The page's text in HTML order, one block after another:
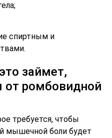
спиртным и
займет,
от ромбовидной
требуется, чтобы
мышечной боли будет